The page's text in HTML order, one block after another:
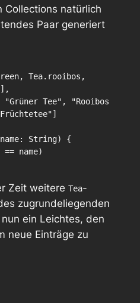
Collections natürlich
Paar generiert
name: String) {
Zeit weitere Tea-
zugrundeliegenden
ein Leichtes, den
neue Einträge zu